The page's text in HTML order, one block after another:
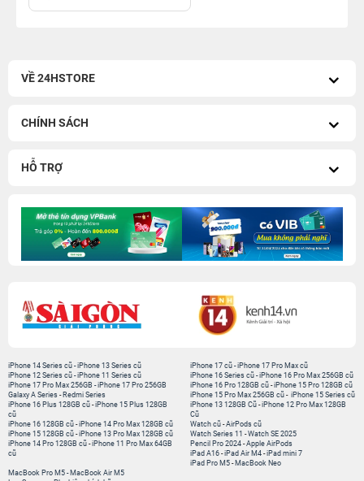
VỀ 24HSTORE
CHÍNH SÁCH
HỖ TRỢ
iPhone 14 Series cũ -iPhone 13 Series cũ
iPhone 12 Series cũ -iPhone 11 Series cũ
iPhone 17 Pro Max 256GB -iPhone 17 Pro 256GB
Galaxy A Series - Redmi Series
iPhone 17 cũ -iPhone 17 Pro Max cũ
iPhone 16 Series cũ - iPhone 16 Pro Max 256GB cũ
iPhone 16 Pro 128GB cũ -iPhone 15 Pro 128GB cũ
iPhone 15 Pro Max 256GB cũ - iPhone 15 Series cũ
iPhone 16 Plus 128GB cũ -iPhone 15 Plus 128GB
cũ
iPhone 16 128GB cũ -iPhone 14 Pro Max 128GB cũ
iPhone 15 128GB cũ -iPhone 13 Pro Max 128GB cũ
iPhone 14 Pro 128GB cũ -iPhone 11 Pro Max 64GB
cũ
iPhone 13 128GB Cũ -iPhone 12 Pro Max 128GB
Cũ
Watch cũ -AirPods cũ
Watch Series 11 -Watch SE 2025
Pencil Pro 2024 -Apple AirPods
iPad A16 -iPad Air M4 -iPad mini 7
iPad Pro M5 - MacBook Neo
MacBook Pro M5 - MacBook Air M5